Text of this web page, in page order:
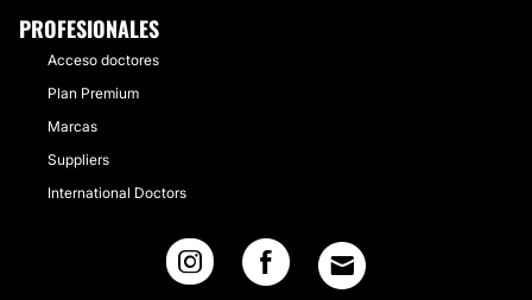
PROFESIONALES
Acceso doctores
Plan Premium
Marcas
Suppliers
International Doctors